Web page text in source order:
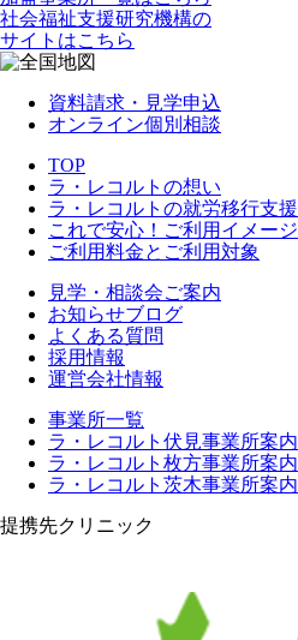
社会福祉支援研究機構の
サイトはこちら
資料請求・見学申込
オンライン個別相談
TOP
ラ・レコルトの想い
ラ・レコルトの就労移行支援
これで安心！ご利用イメージ
ご利用料金とご利用対象
見学・相談会ご案内
お知らせブログ
よくある質問
採用情報
運営会社情報
事業所一覧
ラ・レコルト伏見事業所案内
ラ・レコルト枚方事業所案内
ラ・レコルト茨木事業所案内
提携先クリニック